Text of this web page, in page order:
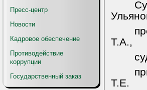
Пресс-центр
Новости
Кадровое обеспечение
Противодействие
коррупции
Государственный заказ
Т.А.,
Т.Е.